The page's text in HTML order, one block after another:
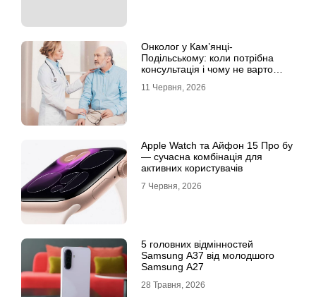
Онколог у Кам’янці-
Подільському: коли потрібна
консультація і чому не варто
11 Червня, 2026
Apple Watch та Айфон 15 Про бу
— сучасна комбінація для
активних користувачів
7 Червня, 2026
5 головних відмінностей
Samsung A37 від молодшого
Samsung A27
28 Травня, 2026